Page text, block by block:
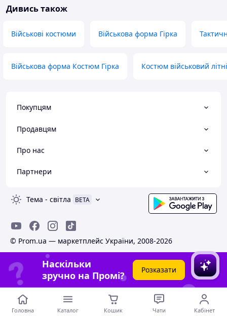
Дивись також
Військові костюми Військова форма Гірка
Військова форма Костюм Гірка Костюм військовий
Покупцям
Продавцям
Про нас
Партнери
Тема - світла BETA
© Prom.ua — маркетплейс України, 2008-2026
Наскільки
зручно на Промі?
Розказати
Головна Каталог Кошик Чати Кабінет